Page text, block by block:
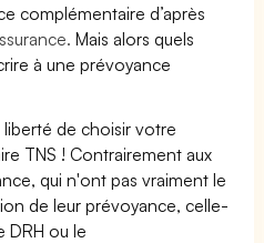
complémentaire d’après
Mais alors quels
à une prévoyance
de choisir votre
TNS ! Contrairement aux
qui n'ont pas vraiment le
de leur prévoyance, celle-
DRH ou le